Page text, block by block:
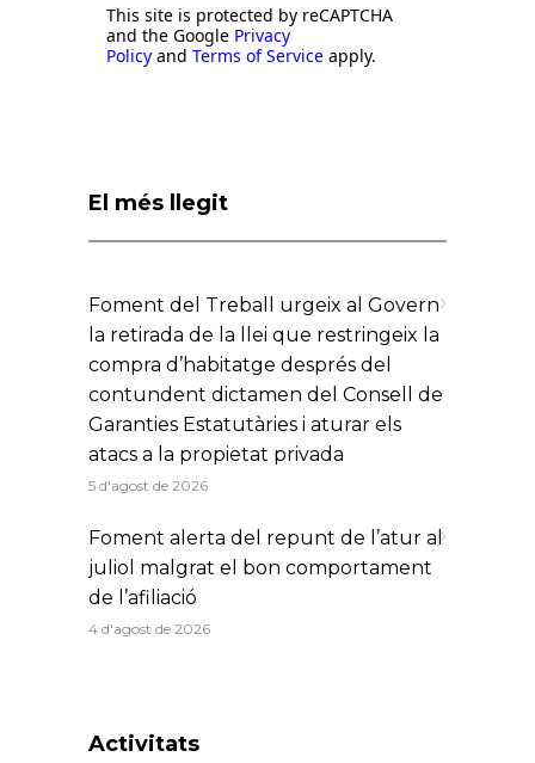
This site is protected by reCAPTCHA
and the Google Privacy
Policy and Terms of Service apply.
El més llegit
Foment del Treball urgeix al Govern
la retirada de la llei que restringeix la
compra d’habitatge després del
contundent dictamen del Consell de
Garanties Estatutàries i aturar els
atacs a la propietat privada
5 d'agost de 2026
Foment alerta del repunt de l’atur al
juliol malgrat el bon comportament
de l’afiliació
4 d'agost de 2026
Activitats